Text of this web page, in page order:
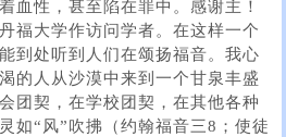
血性，甚至陷在罪中。感谢主！
福大学作访问学者。在这样一个
到处听到人们在颂扬福音。我心
的人从沙漠中来到一个甘泉丰盛
团契，在学校团契，在其他各种
如“风”吹拂（约翰福音三8；使徒